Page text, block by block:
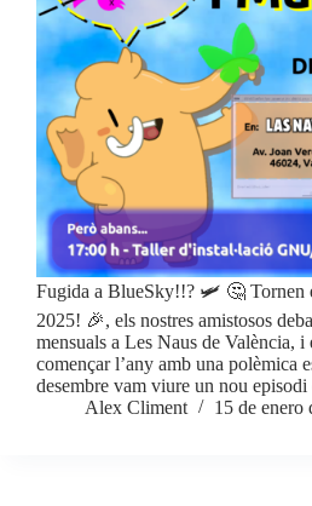
Fugida a BlueSky!!? 🛩 🤔 Tornen
2025! 🎉, els nostres amistosos
mensuals a Les Naus de València, i
començar l’any amb una polèmica
desembre vam viure un nou
Alex Climent
15 de enero